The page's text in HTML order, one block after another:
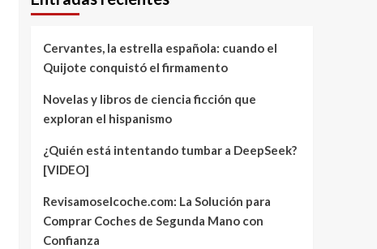
Cervantes, la estrella española: cuando el
Quijote conquistó el firmamento
Novelas y libros de ciencia ficción que
exploran el hispanismo
¿Quién está intentando tumbar a DeepSeek?
[VIDEO]
Revisamoselcoche.com: La Solución para
Comprar Coches de Segunda Mano con
Confianza